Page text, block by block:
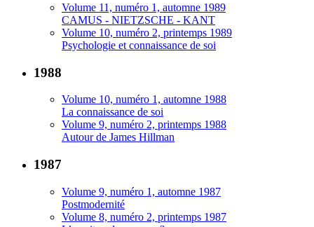
Volume 11, numéro 1, automne 1989
CAMUS - NIETZSCHE - KANT
Volume 10, numéro 2, printemps 1989
Psychologie et connaissance de soi
1988
Volume 10, numéro 1, automne 1988
La connaissance de soi
Volume 9, numéro 2, printemps 1988
Autour de James Hillman
1987
Volume 9, numéro 1, automne 1987
Postmodernité
Volume 8, numéro 2, printemps 1987